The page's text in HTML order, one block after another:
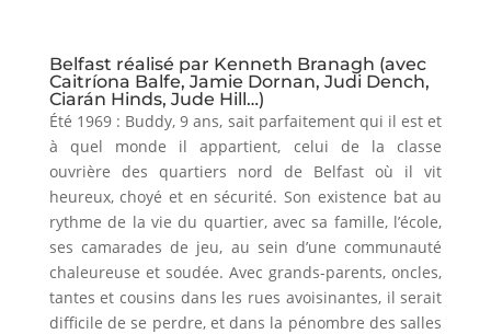
Belfast réalisé par Kenneth Branagh (avec
Caitríona Balfe, Jamie Dornan, Judi Dench,
Ciarán Hinds, Jude Hill…)
Été 1969 : Buddy, 9 ans, sait parfaitement qui il est et
à quel monde il appartient, celui de la classe
ouvrière des quartiers nord de Belfast où il vit
heureux, choyé et en sécurité. Son existence bat au
rythme de la vie du quartier, avec sa famille, l’école,
ses camarades de jeu, au sein d’une communauté
chaleureuse et soudée. Avec grands-parents, oncles,
tantes et cousins dans les rues avoisinantes, il serait
difficile de se perdre, et dans la pénombre des salles